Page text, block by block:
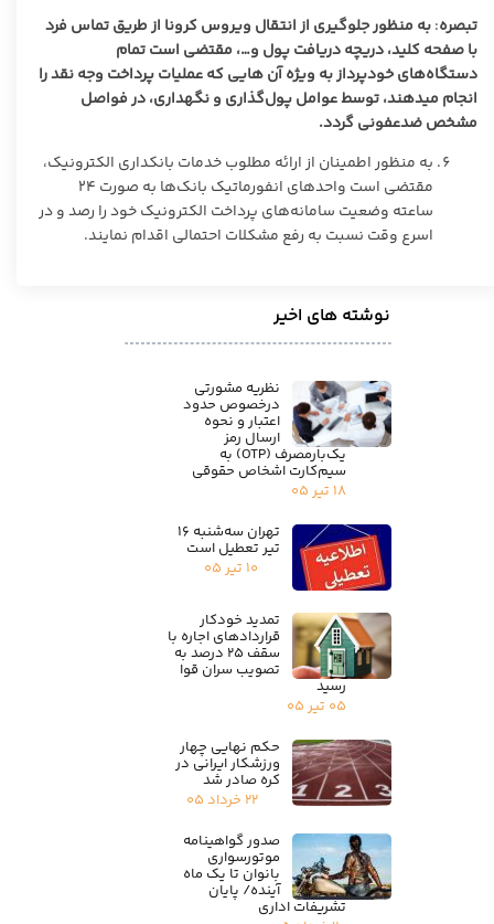
تبصره:به منظور جلوگیری از انتقال ویروس کرونا از طریق تماس فرد
با صفحه کلید، دریچه دریافت پول و…، مقتضی است تمام
دستگاه‌های خودپرداز به ویژه آن هایی که عملیات پرداخت وجه نقد را
انجام میدهند، توسط عوامل پول‌گذاری و نگهداری، در فواصل
مشخص ضدعفونی گردد.
به منظور اطمینان از ارائه مطلوب خدمات بانکداری الکترونیک،
مقتضی است واحدهای انفورماتیک بانک‌ها به صورت ۲۴
ساعته وضعیت سامانه‌های پرداخت الکترونیک خود را رصد و در
اسرع وقت نسبت به رفع مشکلات احتمالی اقدام نمایند.
نوشته های اخیر
نظریه مشورتی
درخصوص حدود
اعتبار و نحوه
ارسال رمز
یک‌بارمصرف (OTP) به
سیم‌کارت اشخاص حقوقی
۱۸ تیر ۰۵
تهران سه‌شنبه ۱۶
تیر تعطیل است
۱۰ تیر ۰۵
تمدید خودکار
قراردادهای اجاره با
سقف ۲۵ درصد به
تصویب سران قوا
رسید
۰۵ تیر ۰۵
حکم نهایی چهار
ورزشکار ایرانی در
کره صادر شد
۲۲ خرداد ۰۵
صدور گواهینامه
موتورسواری
بانوان تا یک ماه
آینده/ پایان
تشریفات اداری